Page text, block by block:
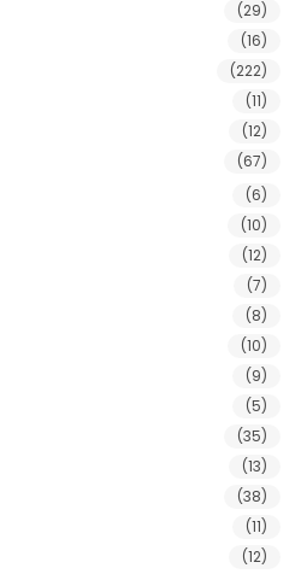
(29)
(16)
(222)
(11)
(12)
(67)
(6)
(10)
(12)
(7)
(8)
(10)
(9)
(5)
(35)
(13)
(38)
(11)
(12)